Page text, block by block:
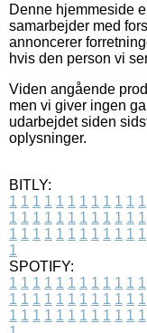
Denne hjemmeside
samarbejder med
annoncerer
hvis den person vi
Viden angående
men vi giver ingen
udarbejdet siden
oplysninger.
BITLY:
1 1 1 1 1 1 1 1 1 1 1 1
1 1 1 1 1 1 1 1 1 1 1 1
1 1 1 1 1 1 1 1 1 1 1 1
1
SPOTIFY:
1 1 1 1 1 1 1 1 1 1 1 1
1 1 1 1 1 1 1 1 1 1 1 1
1 1 1 1 1 1 1 1 1 1 1 1